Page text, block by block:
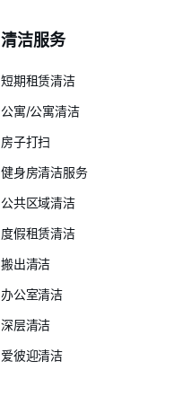
清洁服务
短期租赁清洁
公寓/公寓清洁
房子打扫
健身房清洁服务
公共区域清洁
度假租赁清洁
搬出清洁
办公室清洁
深层清洁
爱彼迎清洁